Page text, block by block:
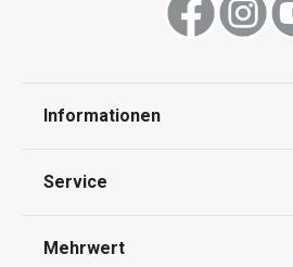
Informationen
Impressum
Service
Mehrwert